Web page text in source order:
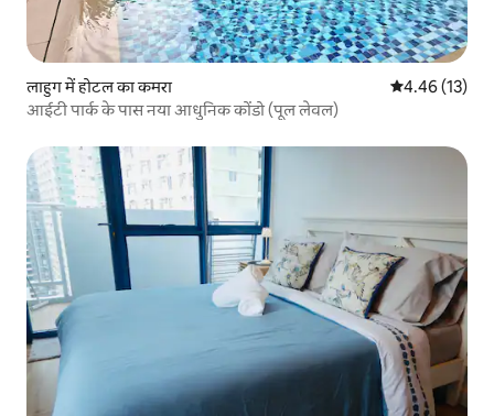
लाहुग में होटल का कमरा औसत रेटिंग 5 में
4.46 (13)
आईटी पार्क के पास नया आधुनिक कोंडो (पूल लेवल)